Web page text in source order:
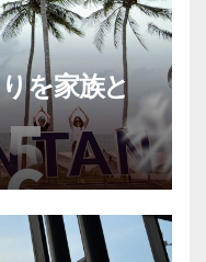
を家族と